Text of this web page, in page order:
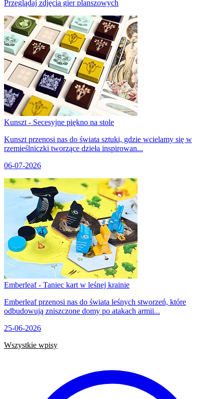
Przeglądaj zdjęcia gier planszowych
Kunszt - Secesyjne piękno na stole
Kunszt przenosi nas do świata sztuki, gdzie wcielamy się w
rzemieślniczki tworzące dzieła inspirowan...
06-07-2026
Emberleaf - Taniec kart w leśnej krainie
Emberleaf przenosi nas do świata leśnych stworzeń, które
odbudowują zniszczone domy po atakach armii...
25-06-2026
Wszystkie wpisy